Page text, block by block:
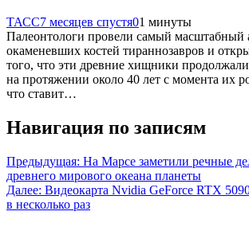
ТАСС7 месяцев спустя01 минуты
Палеонтологи провели самый масштабный
окаменевших костей тираннозавров и
того, что эти древние хищники продолжали
на протяжении около 40 лет с момента их
что ставит…
Навигация по записям
Предыдущая: На Марсе заметили речные
древнего мирового океана планеты
Далее: Видеокарта Nvidia GeForce RTX
в несколько раз